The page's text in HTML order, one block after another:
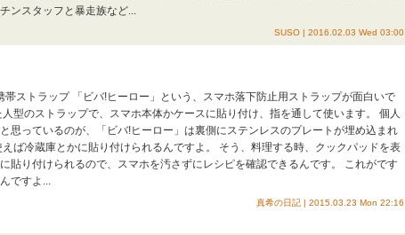
ンスタッフと暴走族など...
SUSO | 2016.02.03 Wed 03:00
帯ストラップ 「ビバ!ヒーロー」という、スマホ落下防止用ストラップが面白いで
型のストラップで、スマホ本体かケースに貼り付け、指を通して使います。 個人
思っているのが、「ビバ!ヒーロー」は裏側にステンレスのプレートが埋め込まれ
ば冷蔵庫とかに貼り付けられるんですよ。 そう、料理する時、クックパッドを表
貼り付けられるので、スマホを汚さずにレシピを確認できるんです。 これがです
ですよ...
真希の日記 | 2015.03.23 Mon 22:16